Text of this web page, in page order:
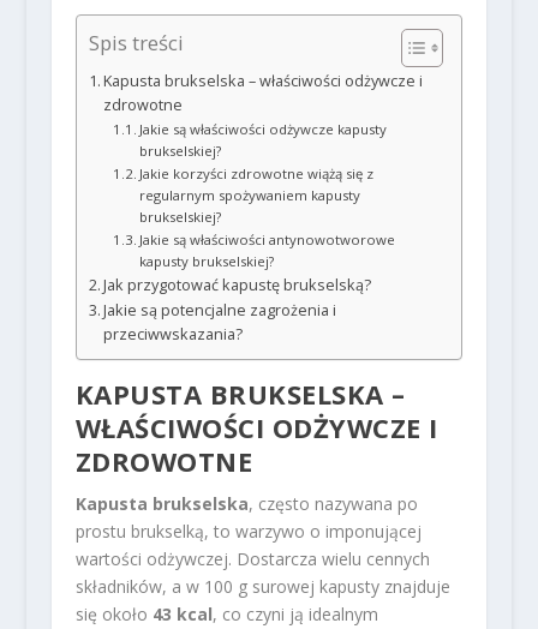
Spis treści
Kapusta brukselska – właściwości odżywcze i
zdrowotne
Jakie są właściwości odżywcze kapusty
brukselskiej?
Jakie korzyści zdrowotne wiążą się z
regularnym spożywaniem kapusty
brukselskiej?
Jakie są właściwości antynowotworowe
kapusty brukselskiej?
Jak przygotować kapustę brukselską?
Jakie są potencjalne zagrożenia i
przeciwwskazania?
KAPUSTA BRUKSELSKA –
WŁAŚCIWOŚCI ODŻYWCZE I
ZDROWOTNE
Kapusta brukselska, często nazywana po
prostu brukselką, to warzywo o imponującej
wartości odżywczej. Dostarcza wielu cennych
składników, a w 100 g surowej kapusty znajduje
się około 43 kcal, co czyni ją idealnym